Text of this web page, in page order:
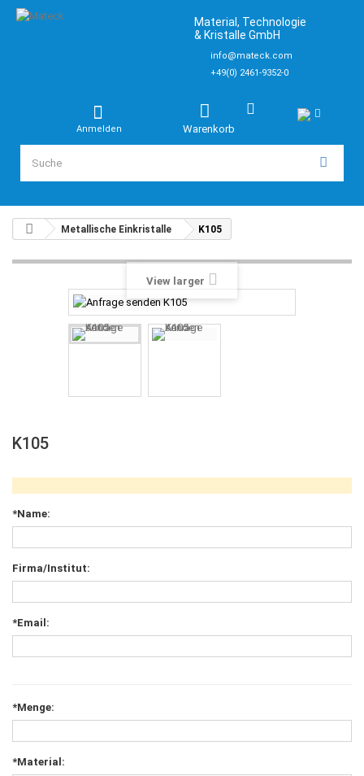
Material, Technologie
& Kristalle GmbH
info@mateck.com
+49(0) 2461-9352-0
Warenkorb
Anmelden
Metallische Einkristalle K105
View larger
K105
*Name:
Firma/Institut:
*Email:
*Menge:
*Material: